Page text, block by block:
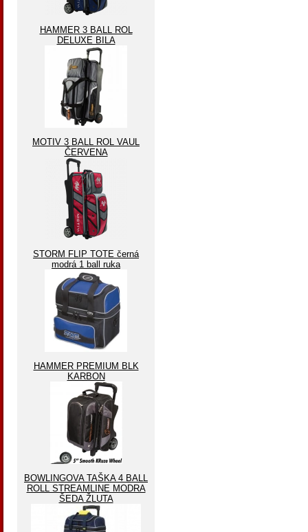
HAMMER 3 BALL ROL
DELUXE BILA
MOTIV 3 BALL ROL VAUL
ČERVENA
STORM FLIP TOTE černá
modrá 1 ball ruka
HAMMER PREMIUM BLK
KARBON
BOWLINGOVA TAŠKA 4 BALL
ROLL STREAMLINE MODRA
ŠEDA ŽLUTA